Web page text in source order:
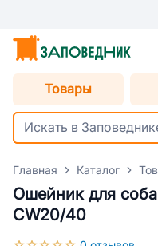
Товары
Главная Каталог
Ошейник для
CW20/40